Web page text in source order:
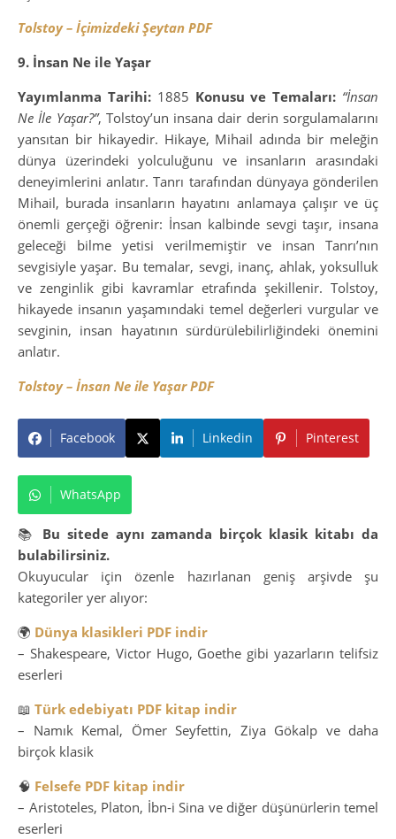
Tolstoy – İçimizdeki Şeytan PDF
9. İnsan Ne ile Yaşar
Yayımlanma Tarihi:1885 Konusu ve Temaları: “İnsan
Ne İle Yaşar?”, Tolstoy’un insana dair derin sorgulamalarını
yansıtan bir hikayedir. Hikaye, Mihail adında bir meleğin
dünya üzerindeki yolculuğunu ve insanların arasındaki
deneyimlerini anlatır. Tanrı tarafından dünyaya gönderilen
Mihail, burada insanların hayatını anlamaya çalışır ve üç
önemli gerçeği öğrenir: İnsan kalbinde sevgi taşır, insana
geleceği bilme yetisi verilmemiştir ve insan Tanrı’nın
sevgisiyle yaşar. Bu temalar, sevgi, inanç, ahlak, yoksulluk
ve zenginlik gibi kavramlar etrafında şekillenir. Tolstoy,
hikayede insanın yaşamındaki temel değerleri vurgular ve
sevginin, insan hayatının sürdürülebilirliğindeki önemini
anlatır.
Tolstoy – İnsan Ne ile Yaşar PDF
Facebook Linkedin Pinterest
WhatsApp
📚 Bu sitede aynı zamanda birçok klasik kitabı da
bulabilirsiniz.
Okuyucular için özenle hazırlanan geniş arşivde şu
kategoriler yer alıyor:
🌍 Dünya klasikleri PDF indir
– Shakespeare, Victor Hugo, Goethe gibi yazarların telifsiz
eserleri
📖 Türk edebiyatı PDF kitap indir
– Namık Kemal, Ömer Seyfettin, Ziya Gökalp ve daha
birçok klasik
🧠 Felsefe PDF kitap indir
– Aristoteles, Platon, İbn-i Sina ve diğer düşünürlerin temel
eserleri